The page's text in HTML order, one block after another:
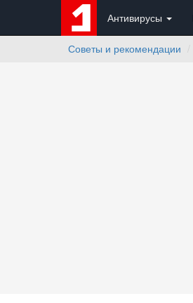
Антивирусы
Советы и рекомендации